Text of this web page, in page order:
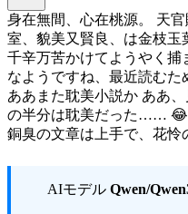
身在無間、心在桃源。 天
室、貌美又賢良、は金枝玉
千辛万苦かけてようやく捕
なようですね、最近読むた
ああまた耽美小説か ああ
の半分は耽美だった……
銅臭の文章は上手で、花怜
AIモデル Qwen/